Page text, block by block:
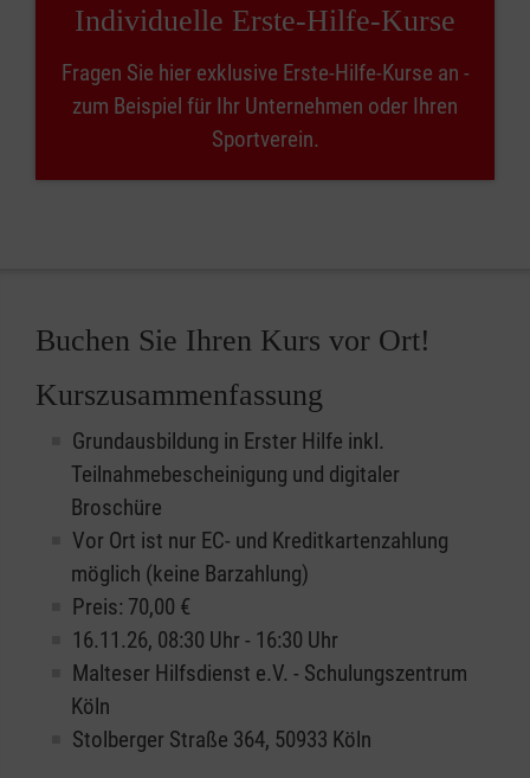
Individuelle Erste-Hilfe-Kurse
Fragen Sie hier exklusive Erste-Hilfe-Kurse an -
zum Beispiel für Ihr Unternehmen oder Ihren
Sportverein.
Buchen Sie Ihren Kurs vor Ort!
Kurszusammenfassung
Grundausbildung in Erster Hilfe inkl.
Teilnahmebescheinigung und digitaler
Broschüre
Vor Ort ist nur EC- und Kreditkartenzahlung
möglich (keine Barzahlung)
Preis: 70,00 €
16.11.26, 08:30 Uhr - 16:30 Uhr
Malteser Hilfsdienst e.V. - Schulungszentrum
Köln
Stolberger Straße 364, 50933 Köln